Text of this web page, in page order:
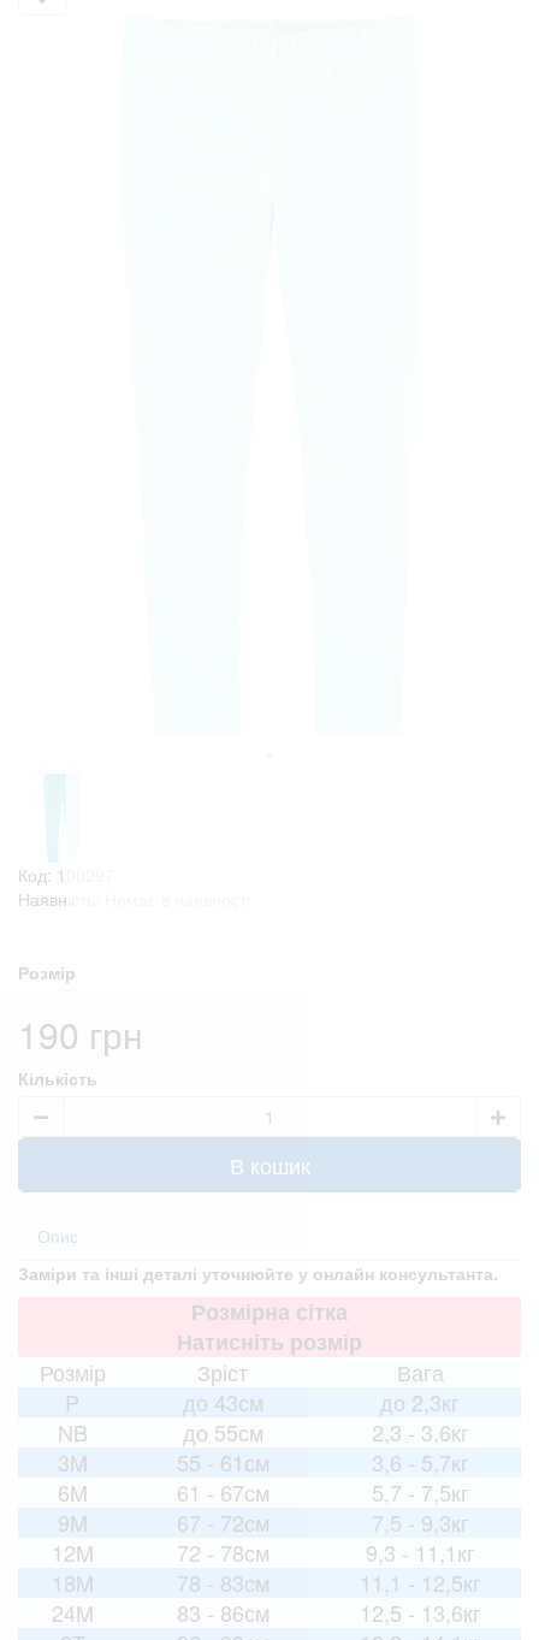
Код: 100297
Наявність: Немає в наявності
Розмір
190 грн
Кількість
В кошик
Опис
Заміри та інші деталі уточнюйте у онлайн консультанта.
Розмірна сітка
Натисніть розмір
Розмір
Зріст
Вага
P
до 43см
до 2,3кг
NB
до 55см
2,3 - 3,6кг
3M
55 - 61см
3,6 - 5,7кг
6M
61 - 67см
5,7 - 7,5кг
9M
67 - 72см
7,5 - 9,3кг
12M
72 - 78см
9,3 - 11,1кг
18M
78 - 83см
11,1 - 12,5кг
24M
83 - 86см
12,5 - 13,6кг